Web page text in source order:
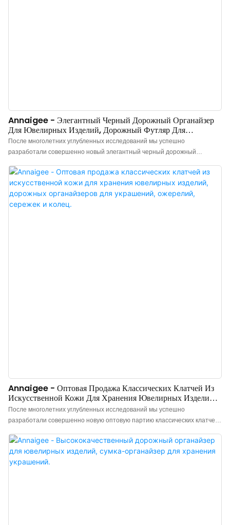
Annaigee - Элегантный Черный Дорожный Органайзер
Для Ювелирных Изделий, Дорожный Футляр Для
Украшений С Мягкой Подкладкой Для Защиты, Дорожный
Футляр Для Украшений В Рулоне.
После многолетних углубленных исследований мы успешно
разработали совершенно новый элегантный черный дорожный
украшений. В настоящее время эта технология является лидером
отрасли.
Annaigee - Оптовая Продажа Классических Клатчей Из
Искусственной Кожи Для Хранения Ювелирных Изделий,
Дорожных Органайзеров Для Украшений, Ожерелий,
Сережек И Колец.
После многолетних углубленных исследований мы успешно
разработали совершенно новую оптовую партию классических клатчей
сережек, колец и браслетов. В настоящее время эта технология
является лидером отрасли.